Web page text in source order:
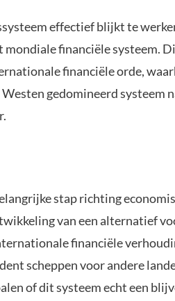
effectief blijkt te
financiële systeem.
financiële orde,
gedomineerd systeem
stap richting
van een alternatief
financiële
scheppen voor andere
of dit systeem echt een